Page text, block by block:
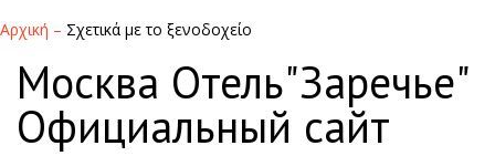
Αρχική – Σχετικά με το ξενοδοχείο
Москва Отель"Заречье"
Официальный сайт